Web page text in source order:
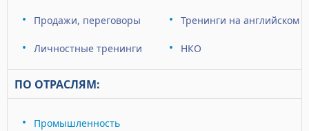
Продажи, переговоры Тренинги на английском
Личностные тренинги НКО
ПО ОТРАСЛЯМ:
Промышленность